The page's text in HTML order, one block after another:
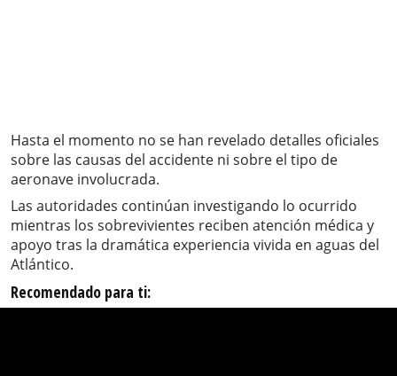
Hasta el momento no se han revelado detalles oficiales
sobre las causas del accidente ni sobre el tipo de
aeronave involucrada.
Las autoridades continúan investigando lo ocurrido
mientras los sobrevivientes reciben atención médica y
apoyo tras la dramática experiencia vivida en aguas del
Atlántico.
Recomendado para ti: